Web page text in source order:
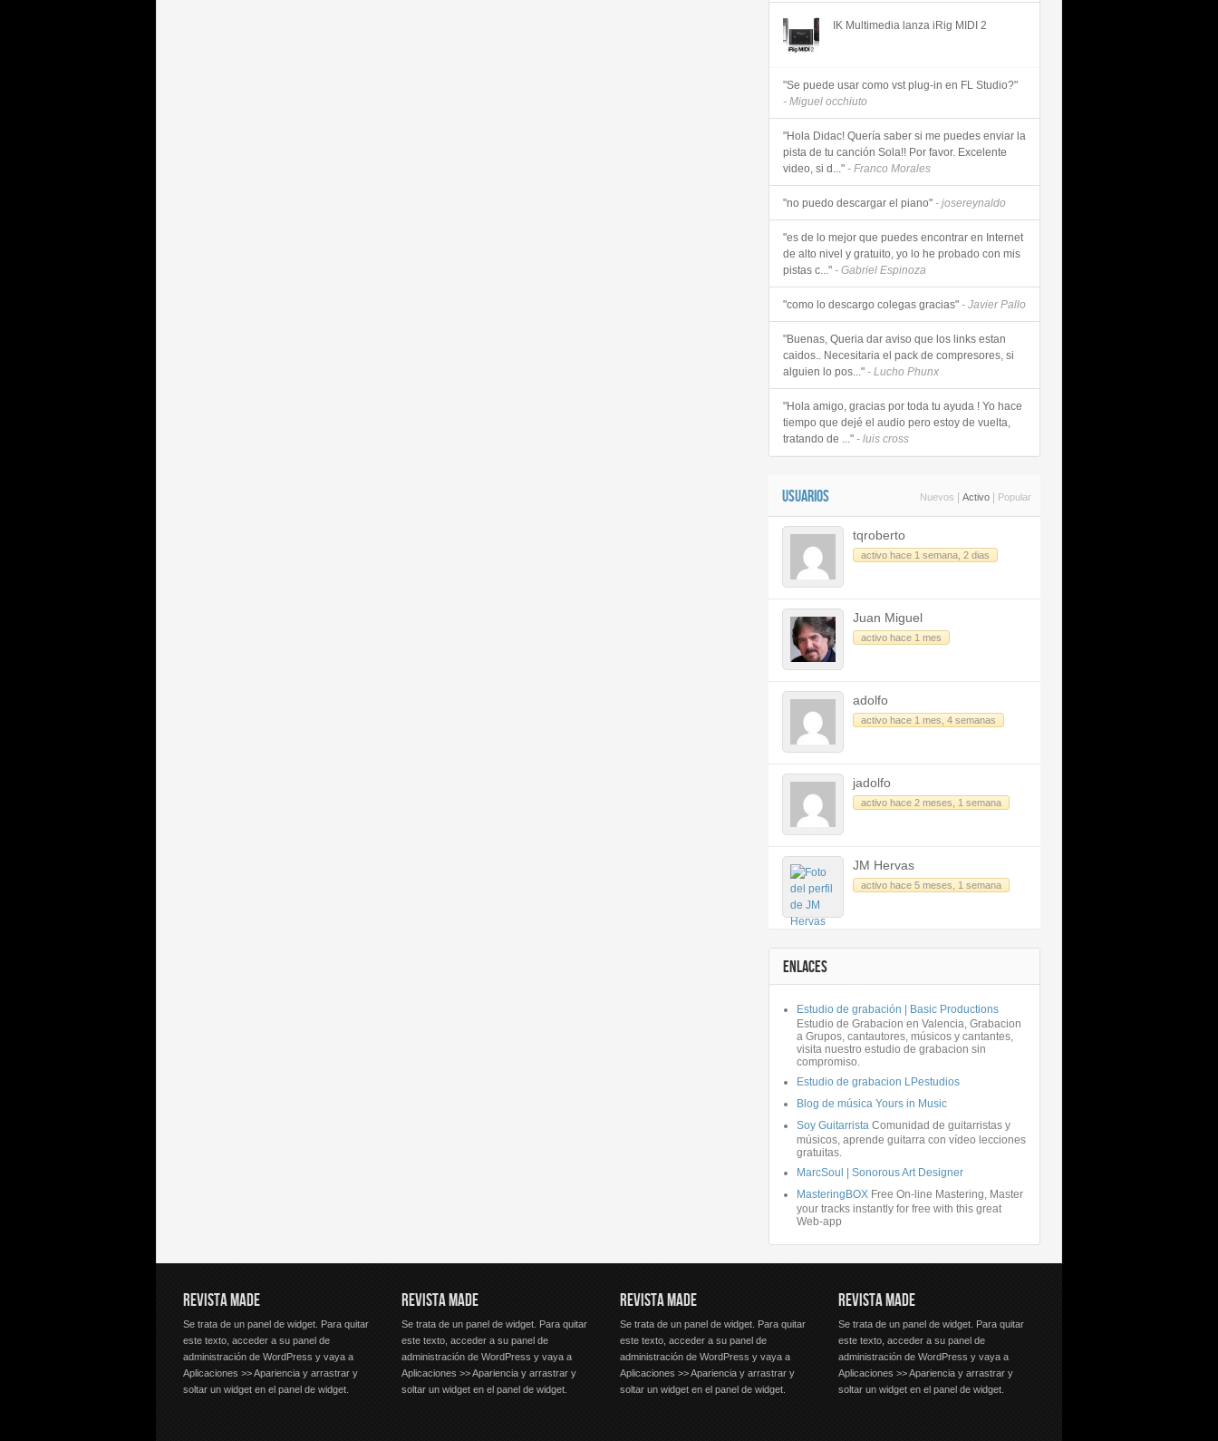
IK Multimedia lanza iRig MIDI 2
"Se puede usar como vst plug-in en FL Studio?"
- Miguel occhiuto
"Hola Didac! Quería saber si me puedes enviar la
pista de tu canción Sola!! Por favor. Excelente
video, si d..." - Franco Morales
"no puedo descargar el piano" - josereynaldo
"es de lo mejor que puedes encontrar en Internet
de alto nivel y gratuito, yo lo he probado con mis
pistas c..." - Gabriel Espinoza
"como lo descargo colegas gracias" - Javier Pallo
"Buenas, Queria dar aviso que los links estan
caidos.. Necesitaria el pack de compresores, si
alguien lo pos..." - Lucho Phunx
"Hola amigo, gracias por toda tu ayuda ! Yo hace
tiempo que dejé el audio pero estoy de vuelta,
tratando de ..." - luis cross
USUARIOS Nuevos Activo Popular
tqroberto
activo hace 1 semana, 2 dias
Juan Miguel
activo hace 1 mes
adolfo
activo hace 1 mes, 4 semanas
jadolfo
activo hace 2 meses, 1 semana
JM Hervas
activo hace 5 meses, 1 semana
ENLACES
Estudio de grabación | Basic Productions
Estudio de Grabacion en Valencia, Grabacion
a Grupos, cantautores, músicos y cantantes,
visita nuestro estudio de grabacion sin
compromiso.
Estudio de grabacion LPestudios
Blog de música Yours in Music
Soy Guitarrista Comunidad de guitarristas y
músicos, aprende guitarra con vídeo lecciones
gratuitas.
MarcSoul | Sonorous Art Designer
MasteringBOX Free On-line Mastering, Master
your tracks instantly for free with this great
Web-app
REVISTA MADE
Se trata de un panel de widget. Para quitar
este texto, acceder a su panel de
administración de WordPress y vaya a
Aplicaciones >> Apariencia y arrastrar y
soltar un widget en el panel de widget.
REVISTA MADE
Se trata de un panel de widget. Para quitar
este texto, acceder a su panel de
administración de WordPress y vaya a
Aplicaciones >> Apariencia y arrastrar y
soltar un widget en el panel de widget.
REVISTA MADE
Se trata de un panel de widget. Para quitar
este texto, acceder a su panel de
administración de WordPress y vaya a
Aplicaciones >> Apariencia y arrastrar y
soltar un widget en el panel de widget.
REVISTA MADE
Se trata de un panel de widget. Para quitar
este texto, acceder a su panel de
administración de WordPress y vaya a
Aplicaciones >> Apariencia y arrastrar y
soltar un widget en el panel de widget.